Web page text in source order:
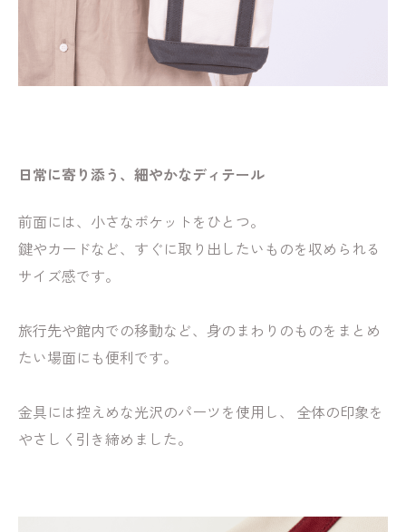
日常に寄り添う、細やかなディテール
前面には、小さなポケットをひとつ。
鍵やカードなど、すぐに取り出したいものを収められる
サイズ感です。
旅行先や館内での移動など、身のまわりのものをまとめ
たい場面にも便利です。
金具には控えめな光沢のパーツを使用し、 全体の印象を
やさしく引き締めました。